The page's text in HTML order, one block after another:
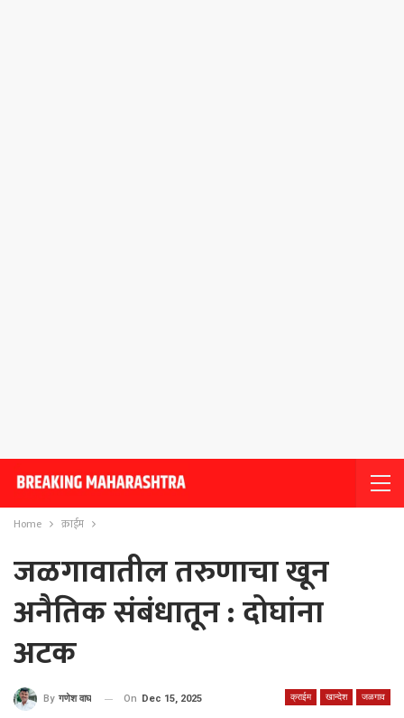
Home क्राईम
जळगावातील तरुणाचा खून
अनैतिक संबंधातून : दोघांना
अटक
क्राईम खान्देश जळगाव
By गणेश वाघ On Dec 15, 2025